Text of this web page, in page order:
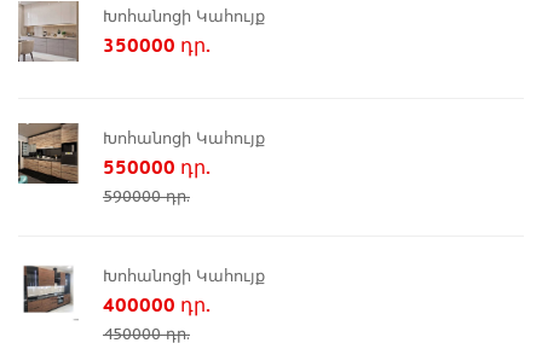
Խոհանոցի Կահույք
350000 դր.
Խոհանոցի Կահույք
550000 դր.
590000 դր.
Խոհանոցի Կահույք
400000 դր.
450000 դր.